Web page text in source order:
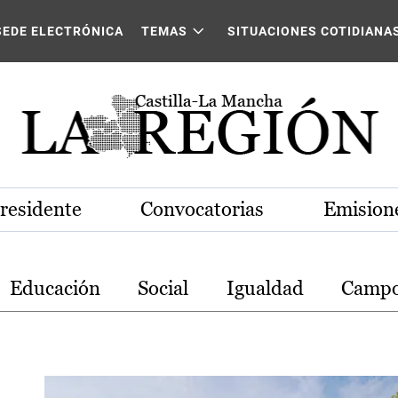
La Mancha
ELECTRÓNICA TEMAS SITUACIONES
Convocatorias
Educación Social Igualdad